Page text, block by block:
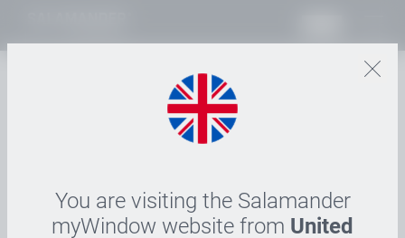
You are visiting the Salamander
myWindow website from United
Salamander lädt
alljährlichen Grillfest ein